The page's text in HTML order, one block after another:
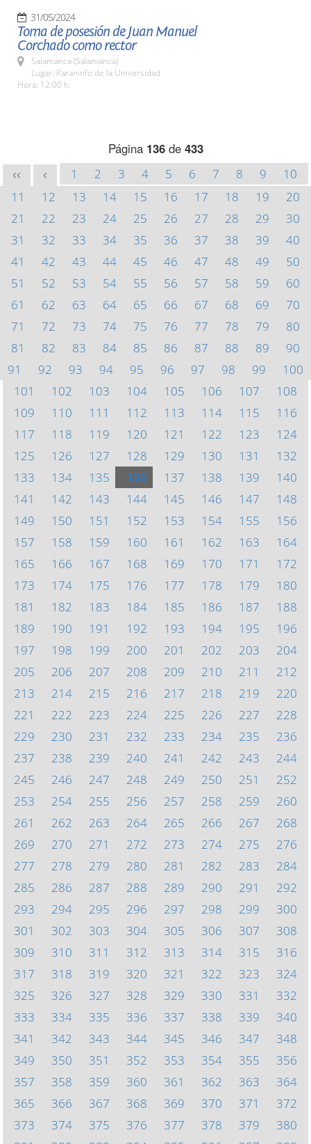
31/05/2024
Toma de posesión de Juan Manuel
Corchado como rector
Salamanca (Salamanca)
Lugar: Paraninfo de la Universidad
Hora: 12:00 h.
Página 136de 433
<< < 1 2 3 4 5 6 7 8 9
10
11
12 13 14 15 16 17 18 19
20
21
22 23 24 25 26 27 28 29
30
31
32 33 34 35 36 37 38 39
40
41
42 43 44 45 46 47 48 49
50
51
52 53 54 55 56 57 58 59
60
61
62 63 64 65 66 67 68 69
70
71
72 73 74 75 76 77 78 79
80
81
82 83 84 85 86 87 88 89
90
91
92 93 94 95 96 97 98 99
100
101
102 103 104 105 106 107
108
109
110 111 112 113 114 115
116
117
118 119 120 121 122 123
124
125
126 127 128 129 130 131
132
133
134 135 136 137 138 139
140
141
142 143 144 145 146 147
148
149
150 151 152 153 154 155
156
157
158 159 160 161 162 163
164
165
166 167 168 169 170 171
172
173
174 175 176 177 178 179
180
181
182 183 184 185 186 187
188
189
190 191 192 193 194 195
196
197
198 199 200 201 202 203
204
205
206 207 208 209 210 211
212
213
214 215 216 217 218 219
220
221
222 223 224 225 226 227
228
229
230 231 232 233 234 235
236
237
238 239 240 241 242 243
244
245
246 247 248 249 250 251
252
253
254 255 256 257 258 259
260
261
262 263 264 265 266 267
268
269
270 271 272 273 274 275
276
277
278 279 280 281 282 283
284
285
286 287 288 289 290 291
292
293
294 295 296 297 298 299
300
301
302 303 304 305 306 307
308
309
310 311 312 313 314 315
316
317
318 319 320 321 322 323
324
325
326 327 328 329 330 331
332
333
334 335 336 337 338 339
340
341
342 343 344 345 346 347
348
349
350 351 352 353 354 355
356
357
358 359 360 361 362 363
364
365
366 367 368 369 370 371
372
373
374 375 376 377 378 379
380